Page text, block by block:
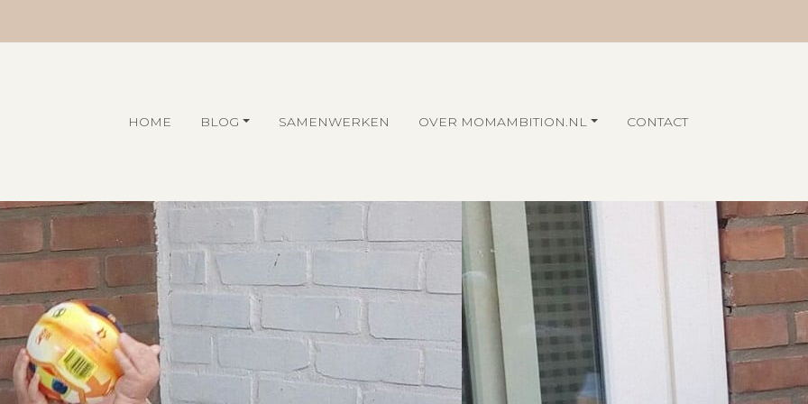
HOME BLOG SAMENWERKEN OVER MOMAMBITION.NL CONTACT